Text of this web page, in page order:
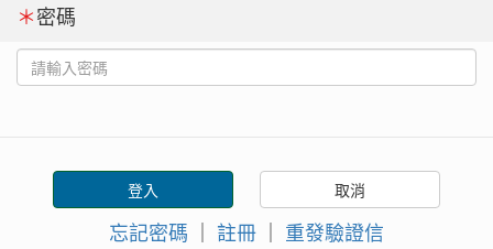
＊密碼
忘記密碼 ｜ 註冊 ｜ 重發驗證信